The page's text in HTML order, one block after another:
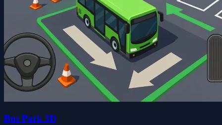
Bus Park 3D